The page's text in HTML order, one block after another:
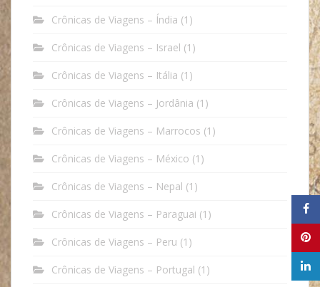
Crônicas de Viagens – Índia (1)
Crônicas de Viagens – Israel (1)
Crônicas de Viagens – Itália (1)
Crônicas de Viagens – Jordânia (1)
Crônicas de Viagens – Marrocos (1)
Crônicas de Viagens – México (1)
Crônicas de Viagens – Nepal (1)
Crônicas de Viagens – Paraguai (1)
Crônicas de Viagens – Peru (1)
Crônicas de Viagens – Portugal (1)